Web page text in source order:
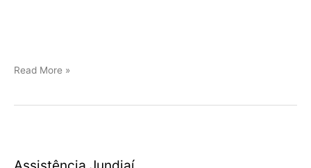
Viking
Read More »